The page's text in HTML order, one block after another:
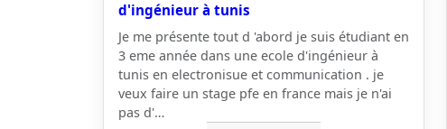
d'ingénieur à tunis
Je me présente tout d 'abord je suis étudiant en
3 eme année dans une ecole d'ingénieur à
tunis en electronisue et communication . je
veux faire un stage pfe en france mais je n'ai
pas d'…